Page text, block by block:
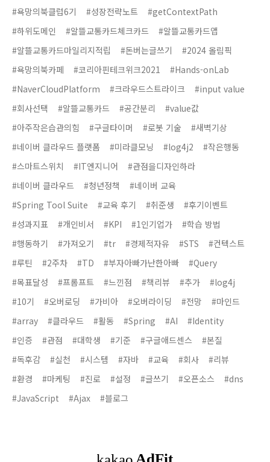
#욕망의북클럽6기
#성장전략노트
#getContextPath
#하위도메인
#알뜰교통카드체크카드
#알뜰교통카드앱
#알뜰교통카드마일리지적립
#돈버는글쓰기
#2024 올림픽
#욕망의북카페
#코리아핀테크위크2021
#Hands-onLab
#NaverCloudPlatform
#크라우드스트라이크
#input value
#회사선택
#알뜰교통카드 #공간분리
#value값
#아주작은습관의힘
#구글타이머 #로봇 기술
#새벽기상
#네이버 클라우드 플랫폼
#미라클모닝 #log4j2
#작은행동
#스마트스위치
#IT엔지니어
#관점을디자인하라
#네이버 클라우드
#청년정책
#네이버 교육
#Spring Tool Suite
#교육 후기 #취준생
#후기이벤트
#성과지표
#개인비서 #KPI #1인기업가
#학습 방법
#행동하기
#가져오기 #tr #경제적자유 #STS
#컨텍스트
#루틴
#2주차 #TD #부자아빠가난한아빠
#Query
#목표달성
#프롬프트 #느낀점 #책리뷰 #추가
#log4j
#10기
#오버로딩 #가비아 #오버라이딩 #전망
#마인드
#array
#클라우드 #활동 #Spring #AI
#Identity
#인증
#관점 #대학생 #기준 #구글애드센스
#본질
#독후감
#실천 #시스템 #자바 #교육 #회사
#리뷰
#환경
#마케팅 #진로 #설정 #글쓰기 #오픈소스
#dns
#JavaScript
#Ajax #블로그